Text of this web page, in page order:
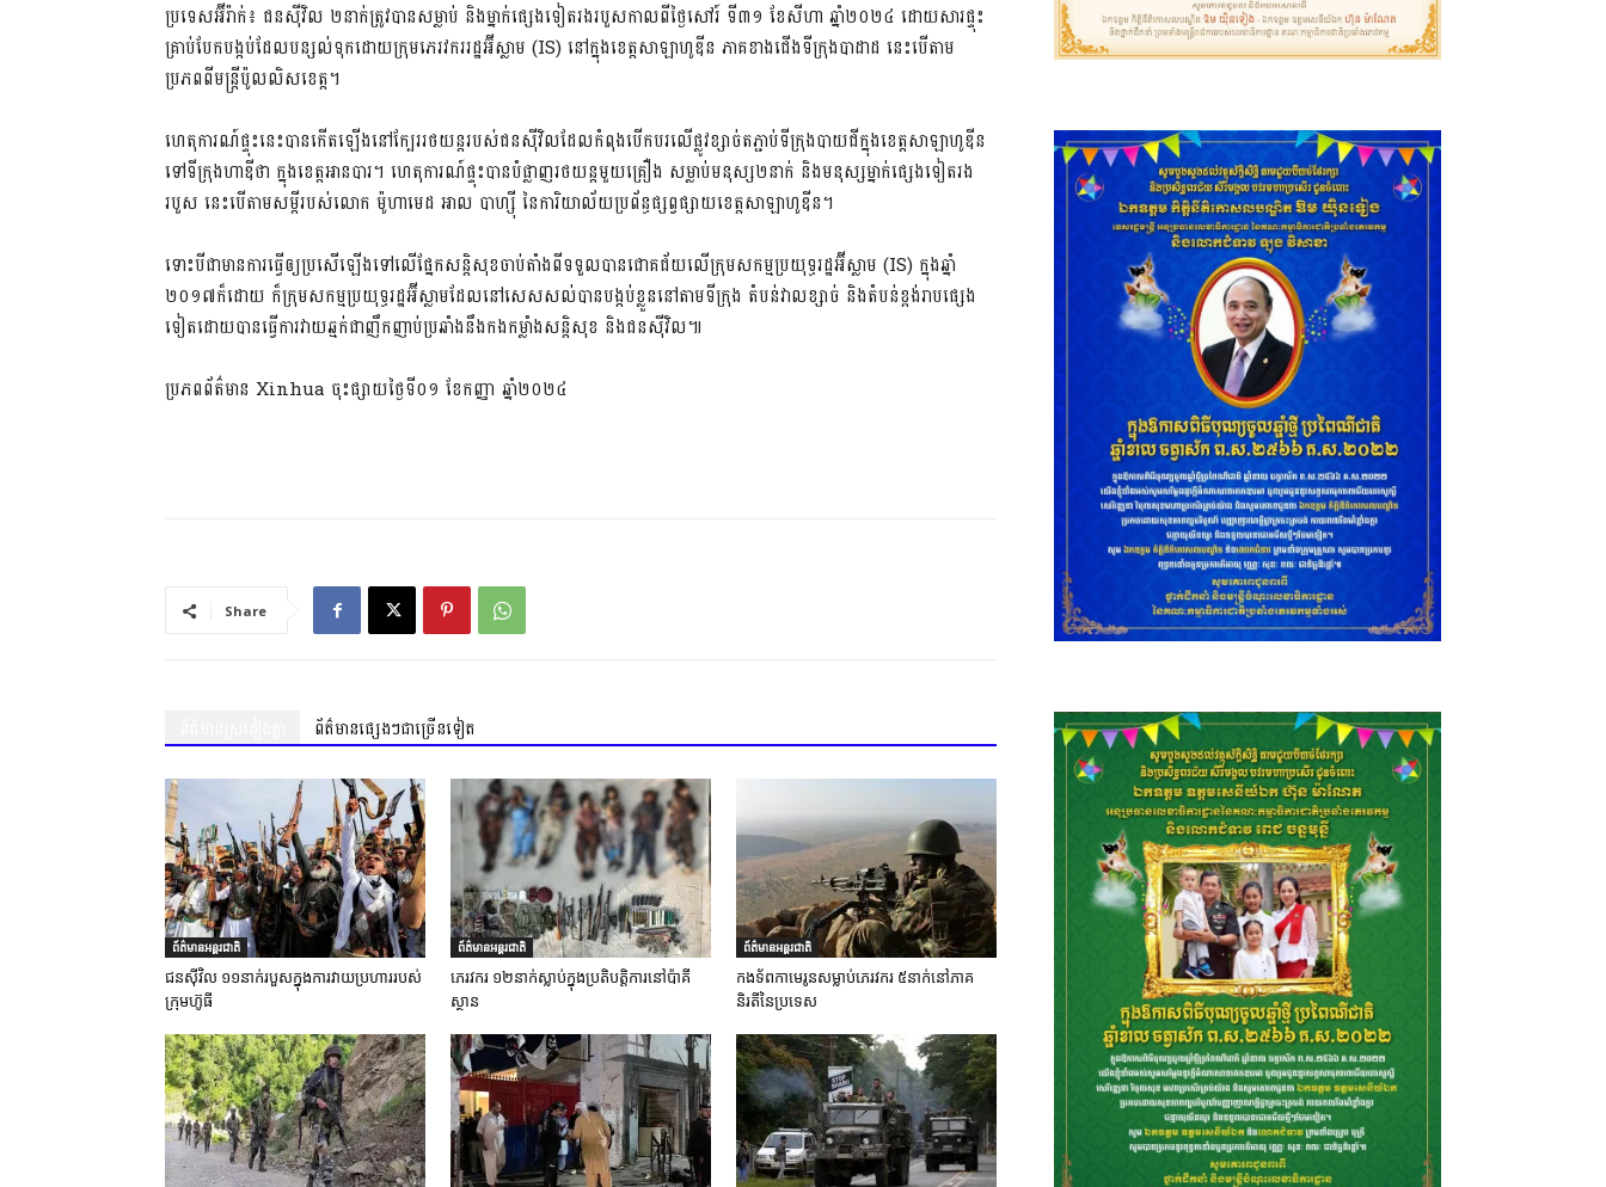
ប្រទេសអ៊ីរ៉ាក់៖ ជនស៊ីវិល​ ២នាក់​ត្រូវ​បាន​សម្លាប់​ និងម្នាក់​ផ្សេង​ទៀត​រង​របួស​កាល​ពី​ថ្ងៃ​សៅរ៍ ទី៣១ ខែ​​សីហា ឆ្នាំ​២០២៤ ដោយសារផ្ទុះ​
គ្រាប់​​បែក​បង្កប់​ដែល​បន្សល់​ទុក​ដោយ​ក្រុម​ភេរវករ​រដ្ឋ​អ៊ីស្លាម​ (IS) នៅ​ក្នុង​ខេត្ត​សាឡាហូឌីន ភាគខាងជើង​ទីក្រុងបាដាដ នេះ​បើតាម​
ប្រភពពី​មន្ត្រី​ប៉ូលលិស​ខេត្ត​។
ហេតុការណ៍​ផ្ទុះ​នេះបាន​កើត​ឡើង​នៅ​ក្បែរ​រថយន្ត​របស់​ជន​ស៊ីវិល​ដែល​កំពុង​បើកបរ​លើ​ផ្លូវ​​ខ្សាច់ត​ភ្ជាប់​​ទីក្រុង​បាយជី​ក្នុង​ខេត្ត​​សាឡាហូឌីន
ទៅ​​ទីក្រុង​ហាឌីថា ក្នុង​ខេត្ត​អានបារ។​ ហេតុការណ៍ផ្ទុះ​បាន​បំផ្លាញ​រថយន្ត​មួយ​គ្រឿង ​សម្លាប់​មនុស្ស​២នាក់​ និងមនុស្ស​ម្នាក់​ផ្សេងទៀត​រង​
របួស​ នេះ​បើ​តាម​សម្តី​របស់​លោក​ ម៉ូហាមេដ អាល បាហ្ស៊ី នៃ​ការិយាល័យ​ប្រព័ន្ធ​ផ្សព្វ​ផ្សាយ​ខេត្ត​សាឡា​ហូឌីន​។
ទោះ​បី​ជា​មានការធ្វើឲ្យប្រសើឡើងទៅលើផ្នែកសន្តិសុខចាប់តាំងពីទទួលបានជោគជ័យលើក្រុមសកម្មប្រយុទ្ធ​រដ្ឋ​អ៊ីស្លាម (IS) ក្នុង​ឆ្នាំ​
២០១៧ក៏ដោយ​ ក៏ក្រុមសកម្មប្រយុទ្ធ​រដ្ឋអ៊ីស្លាម​ដែល​នៅ​សេស​សល់បាន​បង្កប់​ខ្លួន​នៅ​តាម​ទីក្រុង តំបន់​វាលខ្សាច់ និង​តំបន់​ខ្ពង់រាប​ផ្សេង
ទៀត​ដោយ​បាន​ធ្វើការវាយឆ្មក់​ជា​ញឹកញាប់​ប្រឆាំង​នឹងកង​កម្លាំងសន្តិសុខ និង​ជនស៊ីវិល៕
ប្រភព​ព័ត៌មាន​ Xinhua ចុះផ្សាយ​ថ្ងៃ​ទី​០១ ខែ​កញ្ញា ឆ្នាំ​២០២៤
Share
ព័ត៌មានផ្សេងៗជាច្រើនទៀត
ព័ត៌មានអន្តរជាតិ
ជនស៊ីវិល ១១នាក់របួសក្នុងការវាយប្រហាររបស់
ក្រុមហ៊ូធី
ព័ត៌មានអន្តរជាតិ
ភេរវករ ១២នាក់ស្លាប់ក្នុងប្រតិបត្តិការនៅប៉ាគី
ស្ថាន
ព័ត៌មានអន្តរជាតិ
កងទ័ពកាមេរូនសម្លាប់ភេរវករ ៥នាក់នៅភាគ
និរតីនៃប្រទេស